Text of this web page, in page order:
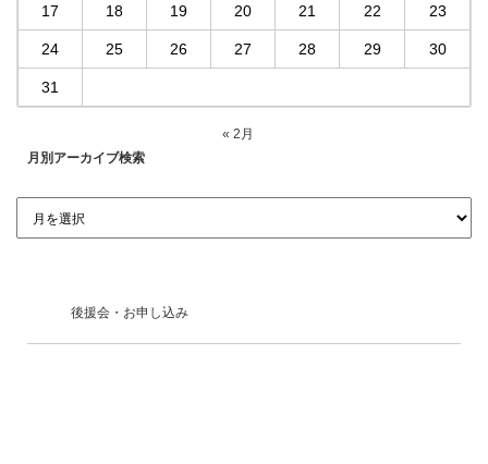
17 18 19 20 21 22 23
24 25 26 27 28 29 30
31
« 2月
月別アーカイブ検索
後援会・お申し込み